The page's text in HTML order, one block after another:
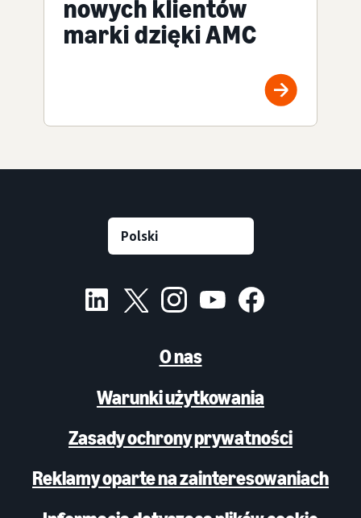
nowych klientów
marki dzięki AMC
O nas
Warunki użytkowania
Zasady ochrony prywatności
Reklamy oparte na zainteresowaniach